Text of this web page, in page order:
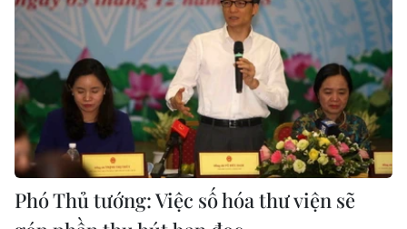
Phó Thủ tướng: Việc số hóa thư viện sẽ